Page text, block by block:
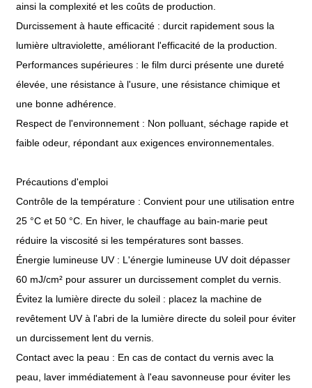
ainsi la complexité et les coûts de production.
Durcissement à haute efficacité : durcit rapidement sous la
lumière ultraviolette, améliorant l'efficacité de la production.
Performances supérieures : le film durci présente une dureté
élevée, une résistance à l'usure, une résistance chimique et
une bonne adhérence.
Respect de l'environnement : Non polluant, séchage rapide et
faible odeur, répondant aux exigences environnementales.
Précautions d'emploi
Contrôle de la température : Convient pour une utilisation entre
25 °C et 50 °C. En hiver, le chauffage au bain-marie peut
réduire la viscosité si les températures sont basses.
Énergie lumineuse UV : L'énergie lumineuse UV doit dépasser
60 mJ/cm² pour assurer un durcissement complet du vernis.
Évitez la lumière directe du soleil : placez la machine de
revêtement UV à l'abri de la lumière directe du soleil pour éviter
un durcissement lent du vernis.
Contact avec la peau : En cas de contact du vernis avec la
peau, laver immédiatement à l'eau savonneuse pour éviter les